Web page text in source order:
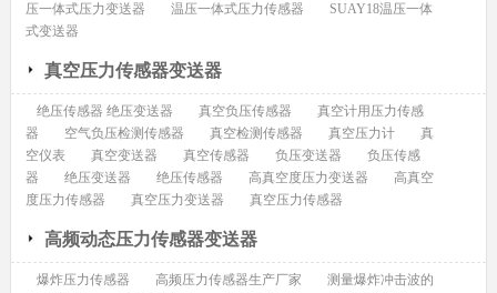
压一体式压力变送器
温压一体式压力传感器
SUAY18温压一体
式变送器
真空压力传感器变送器
绝压传感器 绝压变送器 真空负压传感器
真空计用压力传感
器
空气负压检测传感器 真空检测传感器 真空压力计
真
空仪表
真空变送器 真空传感器 负压变送器
负压传感
器
绝压变送器 绝压传感器 高真空度压力变送器
高真空
度压力传感器
真空压力变送器 真空压力传感器
高频动态压力传感器变送器
爆炸压力传感器 高频压力传感器生产厂家
测量爆炸冲击波的